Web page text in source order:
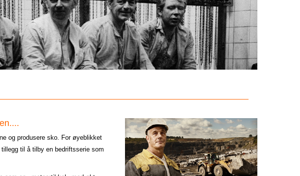
og produsere sko. For øyeblikket
til å tilby en bedriftsserie som